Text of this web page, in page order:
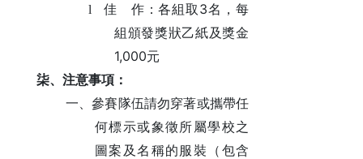
l
佳 作：各組取 3名，每
組頒發獎狀乙紙及獎金
1,000元
柒、注意事項：
一、參賽隊伍請勿穿著或攜帶任
何標示或象徵所屬學校之
圖案及名稱的服裝（包含